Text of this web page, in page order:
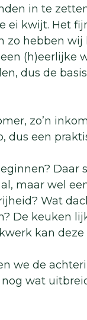
in te
ei kwijt. Het
zo hebben
(h)eerlijke
dus de
zo’n
dus een
Daar
maar wel
Wat
De keuken
kan
we de
wat